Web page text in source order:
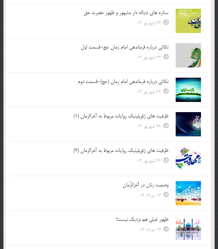
ستاره های دنباله دار مشهور و ظهور حضرت حق
22 شهریور 03
نکاتى درباره فرماندهى امام زمان عج-قسمت اول
22 شهریور 03
نکاتى درباره فرماندهى امام زمان (عج)-قسمت دوم
22 شهریور 03
ظرفیت های ژئوپلیتیک روایات مربوط به آخرالزمان (1)
22 شهریور 03
ظرفیت های ژئوپلیتیک روایات مربوط به آخرالزمان (2)
22 شهریور 03
وضعیت زنان در آخرالزّمان
13 مرداد 03
ظهور خیلی هم نزدیک نیست!
13 مرداد 03